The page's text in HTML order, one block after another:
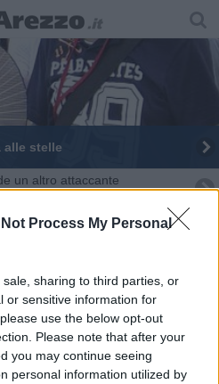
Not Process My Personal
sharing to third parties, or
or sensitive information for
use the below opt-out
Please note that after your
you may continue seeing
personal information utilized by
alle stelle
un altro attaccante
città toscane più e meno care
Internazionali Under16
di spacciatori, 13 arresti
le città più care d'Italia